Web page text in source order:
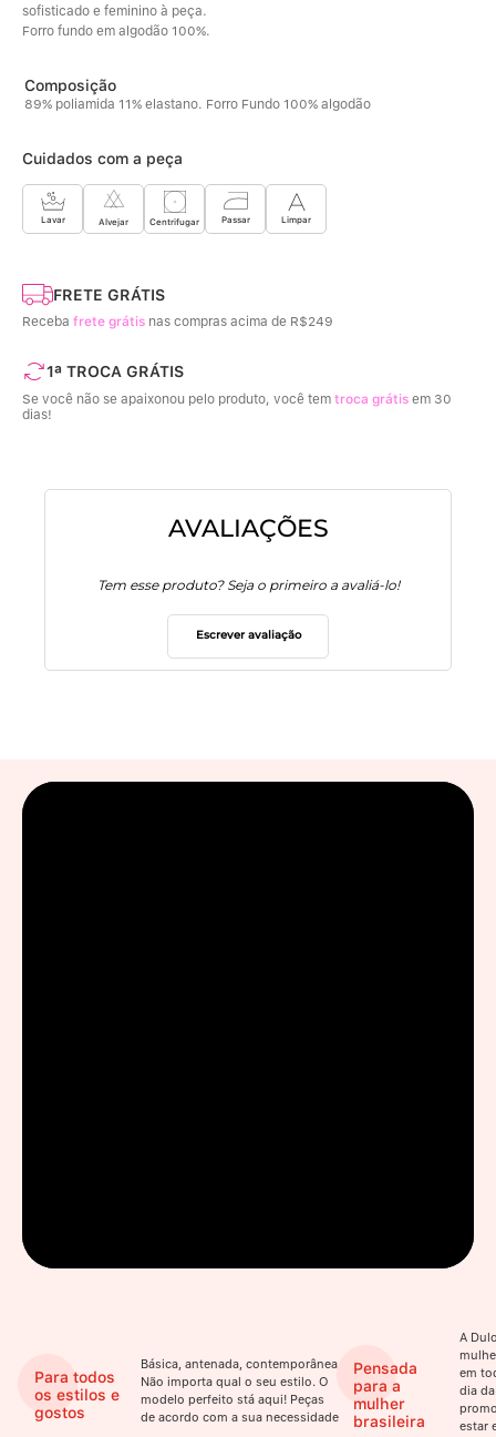
sofisticado e feminino à peça.
Forro fundo em algodão 100%.
89% poliamida 11% elastano. Forro Fundo 100% algodão
Cuidados com a peça
Lavar Alvejar Centrifugar Passar Limpar
FRETE GRÁTIS
Receba frete grátis nas compras acima de R$249
1ª TROCA GRÁTIS
Se você não se apaixonou pelo produto, você tem troca grátis em 30
dias!
AVALIAÇÕES
Tem esse produto? Seja o primeiro a avaliá-lo!
Escrever avaliação
Para todos
os estilos e
gostos
Básica, antenada, contemporânea.
Não importa qual o seu estilo. O
modelo perfeito stá aqui! Peças
de acordo com a sua necessidade
Pensada
para a
mulher
brasileira
A
em
dia
estar